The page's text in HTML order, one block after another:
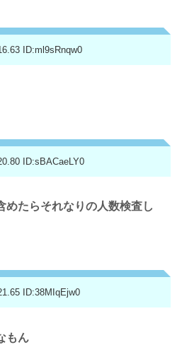
ID:ml9sRnqw0
ID:sBACaeLY0
めたらそれなりの人数検査し
ID:38MIqEjw0
もん